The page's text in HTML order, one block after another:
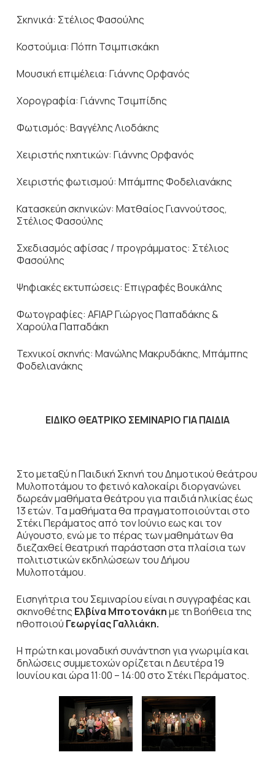
Σκηνικά: Στέλιος Φασούλης
Κοστούμια: Πόπη Τσιμπισκάκη
Μουσική επιμέλεια: Γιάννης Ορφανός
Χορογραφία: Γιάννης Τσιμπίδης
Φωτισμός: Βαγγέλης Λιοδάκης
Χειριστής ηχητικών: Γιάννης Ορφανός
Χειριστής φωτισμού: Μπάμπης Φοδελιανάκης
Κατασκεύη σκηνικών: Ματθαίος Γιαννούτσος,
Στέλιος Φασούλης
Σχεδιασμός αφίσας / προγράμματος: Στέλιος
Φασούλης
Ψηφιακές εκτυπώσεις: Επιγραφές Βουκάλης
Φωτογραφίες: AFIAP Γιώργος Παπαδάκης &
Χαρούλα Παπαδάκη
Τεχνικοί σκηνής: Μανώλης Μακρυδάκης, Μπάμπης
Φοδελιανάκης
ΕΙΔΙΚΟ ΘΕΑΤΡΙΚΟ ΣΕΜΙΝΑΡΙΟ ΓΙΑ ΠΑΙΔΙΑ
Στο μεταξύ η Παιδική Σκηνή του Δημοτικού θεάτρου
Μυλοποτάμου το φετινό καλοκαίρι διοργανώνει
δωρεάν μαθήματα θεάτρου για παιδιά ηλικίας έως
13 ετών. Τα μαθήματα θα πραγματοποιούνται στο
Στέκι Περάματος από τον Ιούνιο εως και τον
Αύγουστο, ενώ με το πέρας των μαθημάτων θα
διεζαχθεί θεατρική παράσταση στα πλαίσια των
πολιτιστικών εκδηλώσεων του Δήμου
Μυλοποτάμου.
Εισηγήτρια του Σεμιναρίου είναι η συγγραφέας και
σκηνοθέτης Ελβίνα Μποτονάκημε τη Βοήθεια της
ηθοποιού Γεωργίας Γαλλιάκη.
Η πρώτη και μοναδική συνάντηση για γνωριμία και
δηλώσεις συμμετοχών ορίζεται η Δευτέρα 19
Ιουνίου και ώρα 11:00 – 14:00 στο Στέκι Περάματος.